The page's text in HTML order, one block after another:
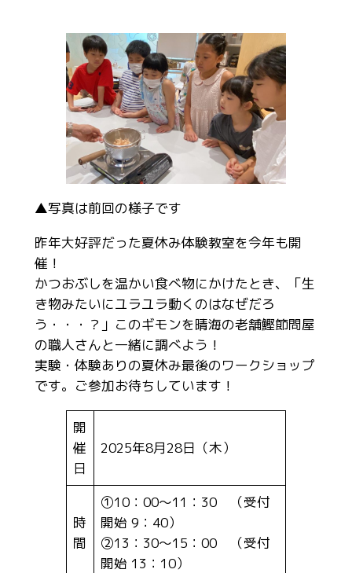
▲写真は前回の様子です
昨年大好評だった夏休み体験教室を今年も開
催！
かつおぶしを温かい食べ物にかけたとき、「生
き物みたいにユラユラ動くのはなぜだろ
う・・・？」このギモンを晴海の老舗鰹節問屋
の職人さんと一緒に調べよう！
実験・体験ありの夏休み最後のワークショップ
です。ご参加お待ちしています！
開
催
日
2025年8月28日（木）
時
間
①10：00～11：30 （受付
開始 9：40）
②13：30～15：00 （受付
開始 13：10）